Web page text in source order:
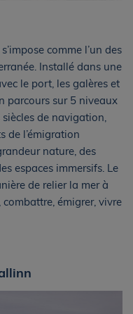
comme l’un des
Installé dans une
le port, les galères et
parcours sur 5 niveaux
de navigation,
de l’émigration
nature, des
espaces immersifs. Le
de relier la mer à
combattre, émigrer, vivre